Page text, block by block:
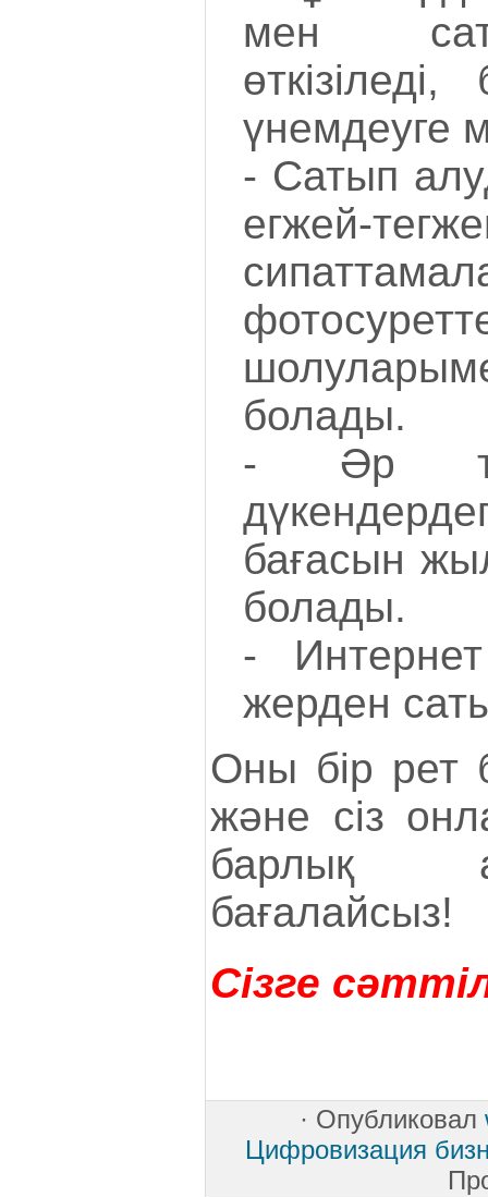
мен
үнемдеуге
- Сатып
егжей-
болады.
- Әр
бағасын
болады.
-
жерден
Оны бір рет
және сіз
барлық
бағалайсыз!
Сізге
· Опубликовал
Цифровизация